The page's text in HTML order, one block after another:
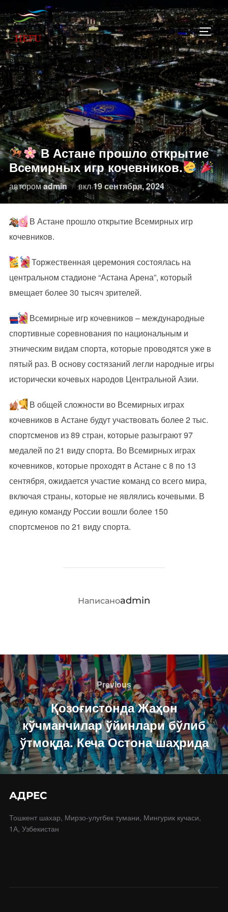
к
содержимому
В Астане прошло открытие
Всемирных игр кочевников.
авторомadmin вклОпубликовано
19 сентября, 2024
В Астане прошло открытие Всемирных игр
кочевников.
Торжественная церемония состоялась на
центральном стадионе “Астана Арена”, который
вмещает более 30 тысяч зрителей.
Всемирные игр кочевников – международные
спортивные соревнования по национальным и
этническим видам спорта, которые проводятся уже в
пятый раз. В основу состязаний легли народные игры
исторически кочевых народов Центральной Азии.
В общей сложности во Всемирных играх
кочевников в Астане будут участвовать более 2 тыс.
спортсменов из 89 стран, которые разыграют 97
медалей по 21 виду спорта. Во Всемирных играх
кочевников, которые проходят в Астане с 8 по 13
сентября, ожидается участие команд со всего мира,
включая страны, которые не являлись кочевыми. В
единую команду России вошли более 150
спортсменов по 21 виду спорта.
АВТОР ЗАПИСИ
Написаноadmin
Навигация
по
записям
Previous
Previous
Қозоғистонда Жаҳон
кўчманчилар ўйинлари бўлиб
ўтмоқда. Кеча Остона шаҳрида
АДРЕС
Тошкент шахар, Мирзо-улугбек тумани, Мингурик кучаси,
1А, Узбекистан